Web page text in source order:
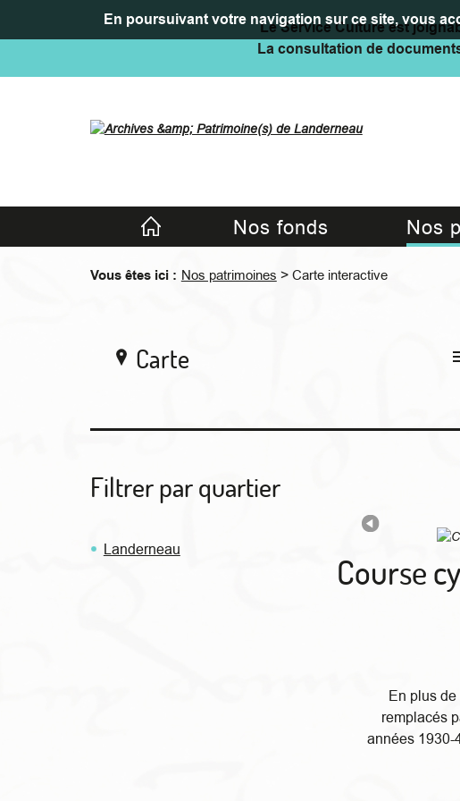
En poursuivant votre navigation sur ce site, vous
Le Service Culture est
La consultation de
Accueil Nos fonds Nos
Vous êtes ici : Nos patrimoines > Carte interactive
Carte
Filtrer par quartier
Landerneau
Course
En plus
remplacés
années 1930-